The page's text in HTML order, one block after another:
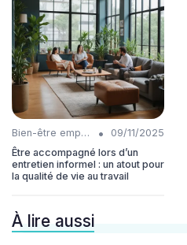
Bien-être employés •
09/11/2025
Être accompagné lors d’un
entretien informel : un atout pour
la qualité de vie au travail
À lire aussi